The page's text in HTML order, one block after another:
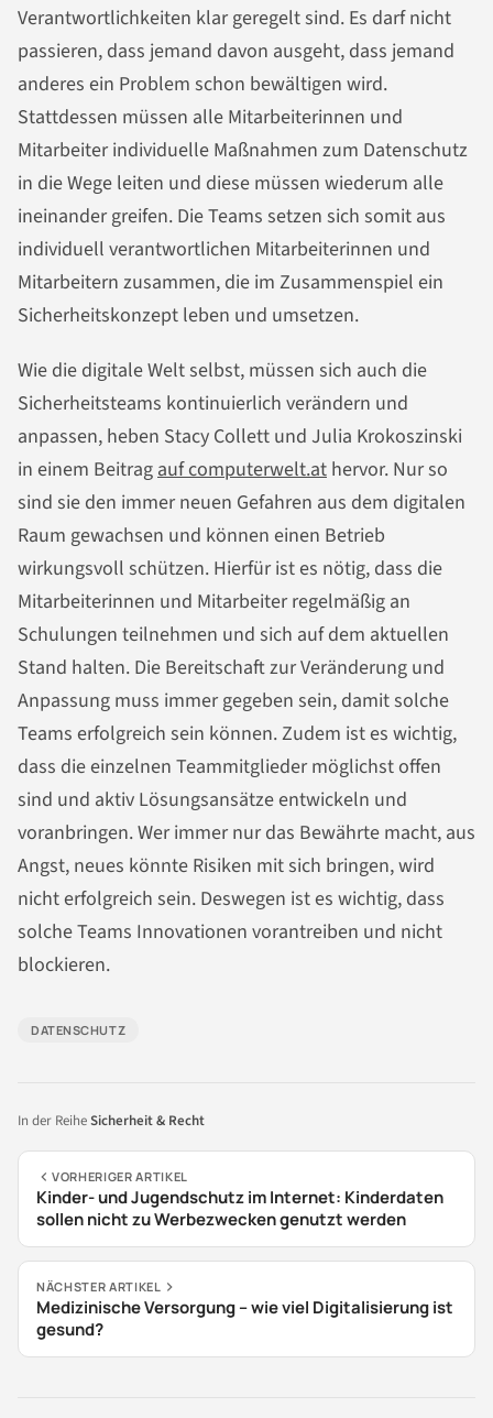
Verantwortlichkeiten klar geregelt sind. Es darf nicht
passieren, dass jemand davon ausgeht, dass jemand
anderes ein Problem schon bewältigen wird.
Stattdessen müssen alle Mitarbeiterinnen und
Mitarbeiter individuelle Maßnahmen zum Datenschutz
in die Wege leiten und diese müssen wiederum alle
ineinander greifen. Die Teams setzen sich somit aus
individuell verantwortlichen Mitarbeiterinnen und
Mitarbeitern zusammen, die im Zusammenspiel ein
Sicherheitskonzept leben und umsetzen.
Wie die digitale Welt selbst, müssen sich auch die
Sicherheitsteams kontinuierlich verändern und
anpassen, heben Stacy Collett und Julia Krokoszinski
in einem Beitrag auf computerwelt.at hervor. Nur so
sind sie den immer neuen Gefahren aus dem digitalen
Raum gewachsen und können einen Betrieb
wirkungsvoll schützen. Hierfür ist es nötig, dass die
Mitarbeiterinnen und Mitarbeiter regelmäßig an
Schulungen teilnehmen und sich auf dem aktuellen
Stand halten. Die Bereitschaft zur Veränderung und
Anpassung muss immer gegeben sein, damit solche
Teams erfolgreich sein können. Zudem ist es wichtig,
dass die einzelnen Teammitglieder möglichst offen
sind und aktiv Lösungsansätze entwickeln und
voranbringen. Wer immer nur das Bewährte macht, aus
Angst, neues könnte Risiken mit sich bringen, wird
nicht erfolgreich sein. Deswegen ist es wichtig, dass
solche Teams Innovationen vorantreiben und nicht
blockieren.
DATENSCHUTZ
In der ReiheSicherheit & Recht
VORHERIGER ARTIKEL
Kinder- und Jugendschutz im Internet: Kinderdaten
sollen nicht zu Werbezwecken genutzt werden
NÄCHSTER ARTIKEL
Medizinische Versorgung – wie viel Digitalisierung ist
gesund?